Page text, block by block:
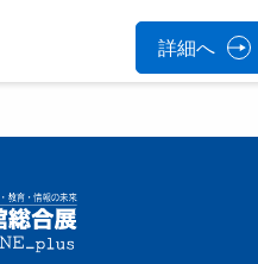
詳細へ